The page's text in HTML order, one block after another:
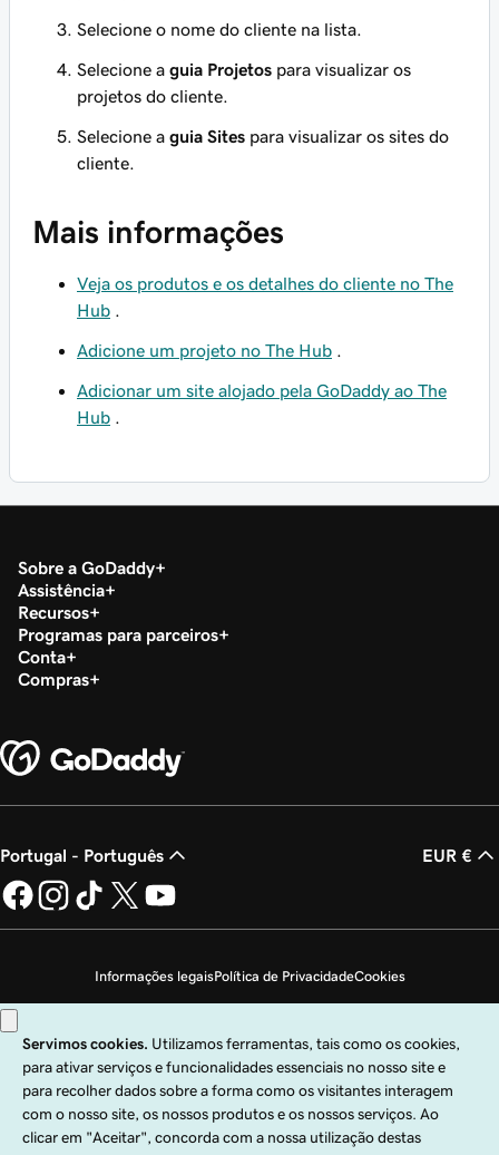
Selecione o nome do cliente na lista.
Selecione a guia Projetos para visualizar os
projetos do cliente.
Selecione a guia Sites para visualizar os sites do
cliente.
Mais informações
Veja os produtos e os detalhes do cliente no The
Hub
Adicione um projeto no The Hub
Adicionar um site alojado pela GoDaddy ao The
Hub
Sobre a GoDaddy
Assistência
Recursos
Programas para parceiros
Conta
Compras
Portugal - Português EUR €
Informações legaisPolítica de PrivacidadeCookies
Copyright © 1999 – 2026 GoDaddy Operating Company, LLC. Todos os direitos
reservados. A marca nominativa GoDaddy é uma marca comercial registada da
GoDaddy Operating Company, LLC nos EUA e noutros países. O logótipo "GO"
é uma marca comercial registada da GoDaddy.com, LLC nos EUA.